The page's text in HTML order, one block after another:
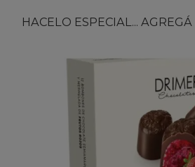
HACELO ESPECIAL... AGREGÁ